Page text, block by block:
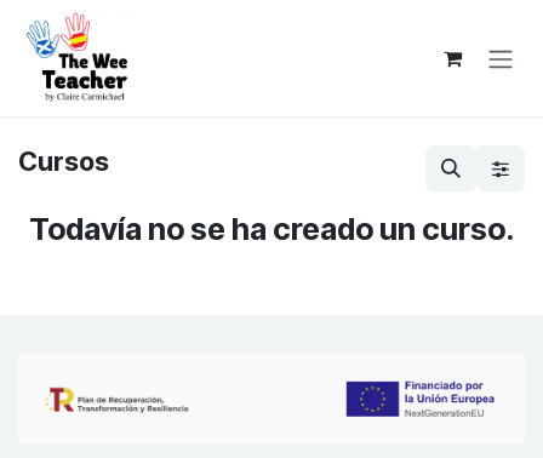
Ir al contenido
Cursos
Todavía no se ha creado un curso.